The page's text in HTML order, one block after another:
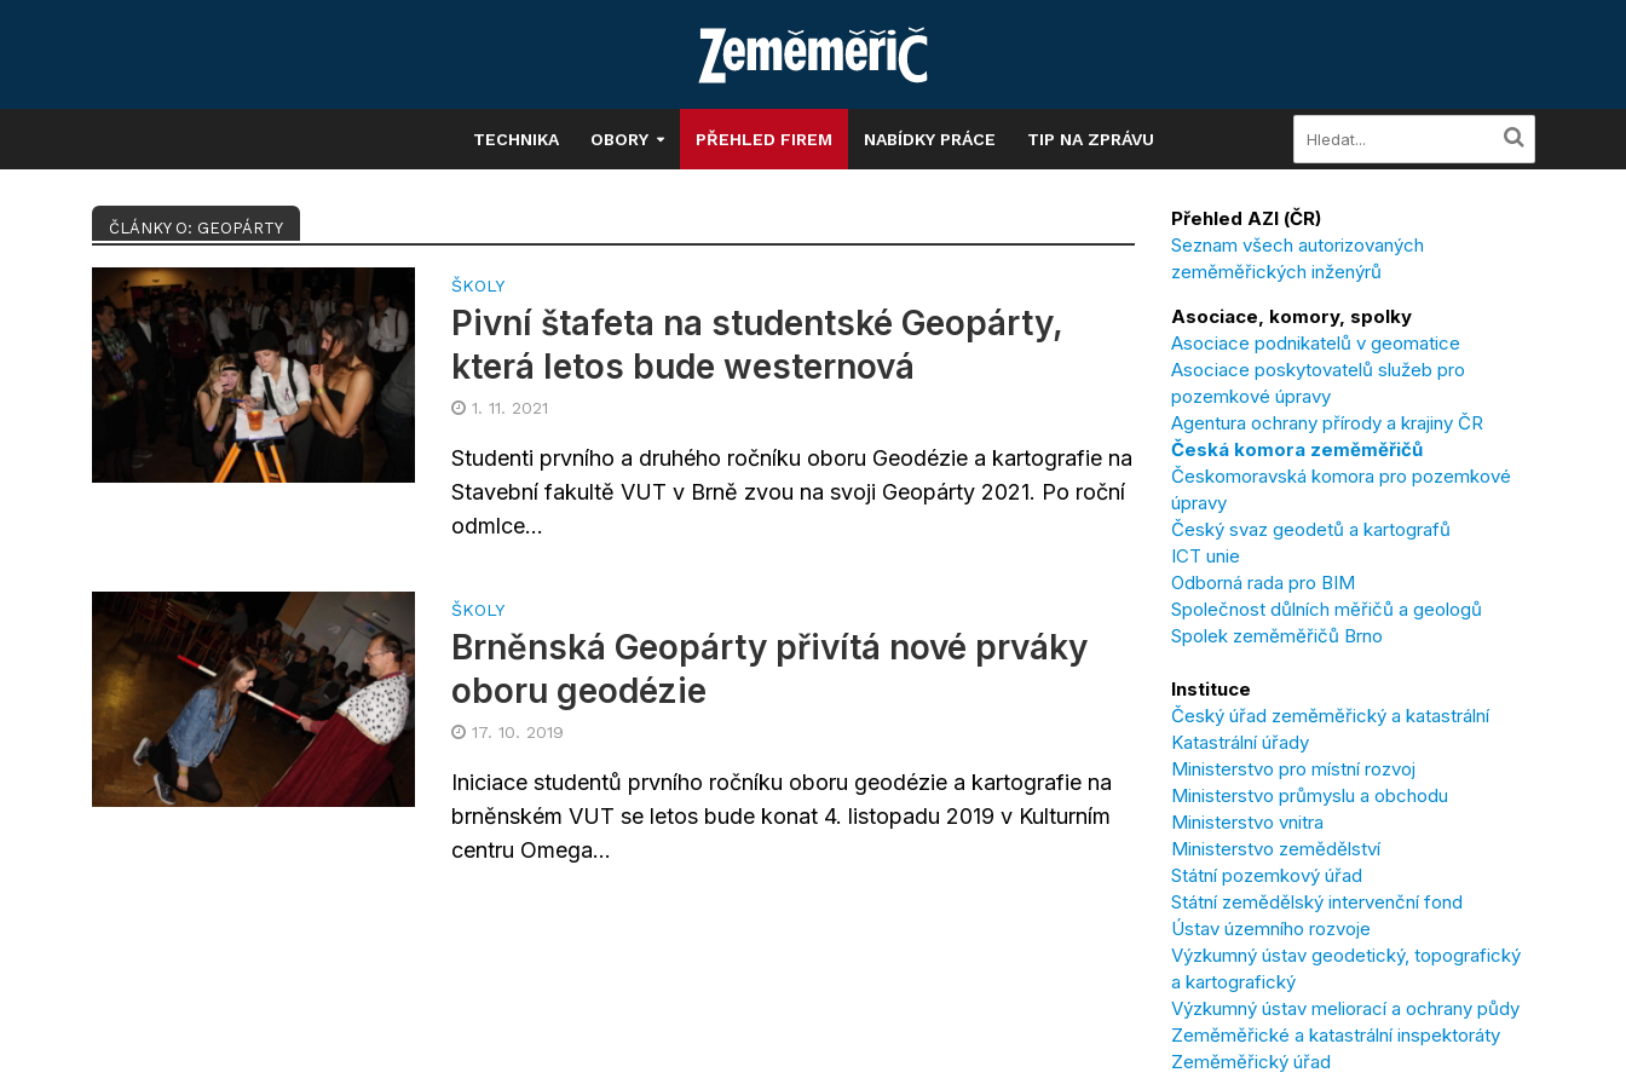
TECHNIKA OBORY PŘEHLED FIREM NABÍDKY PRÁCE TIP NA ZPRÁVU
ČLÁNKY O: GEOPÁRTY
ŠKOLY
Pivní štafeta na studentské Geopárty,
která letos bude westernová
1. 11. 2021
Studenti prvního a druhého ročníku oboru Geodézie a kartografie na
Stavební fakultě VUT v Brně zvou na svoji Geopárty 2021. Po roční
odmlce...
ŠKOLY
Brněnská Geopárty přivítá nové prváky
oboru geodézie
17. 10. 2019
Iniciace studentů prvního ročníku oboru geodézie a kartografie na
brněnském VUT se letos bude konat 4. listopadu 2019 v Kulturním
centru Omega...
Přehled AZI (ČR)
Seznam všech autorizovaných
zeměměřických inženýrů
Asociace, komory, spolky
Asociace podnikatelů v geomatice
Asociace poskytovatelů služeb pro
pozemkové úpravy
Agentura ochrany přírody a krajiny ČR
Česká komora zeměměřičů
Českomoravská komora pro pozemkové
úpravy
Český svaz geodetů a kartografů
ICT unie
Odborná rada pro BIM
Společnost důlních měřičů a geologů
Spolek zeměměřičů Brno
Instituce
Český úřad zeměměřický a katastrální
Katastrální úřady
Ministerstvo pro místní rozvoj
Ministerstvo průmyslu a obchodu
Ministerstvo vnitra
Ministerstvo zemědělství
Státní pozemkový úřad
Státní zemědělský intervenční fond
Ústav územního rozvoje
Výzkumný ústav geodetický, topografický
a kartografický
Výzkumný ústav meliorací a ochrany půdy
Zeměměřické a katastrální inspektoráty
Zeměměřický úřad